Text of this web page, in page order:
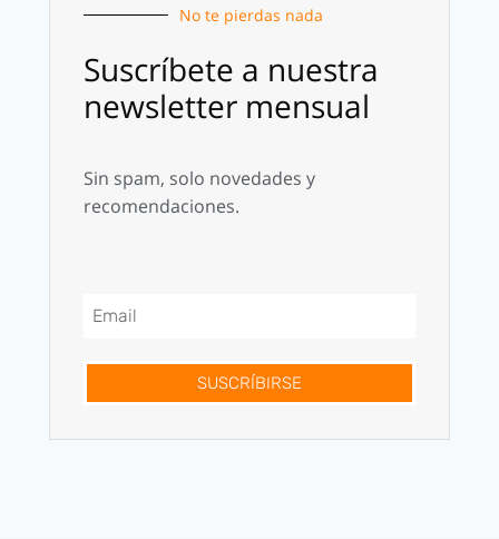
No te pierdas nada
Suscríbete a nuestra
newsletter mensual
Sin spam, solo novedades y
recomendaciones.
SUSCRÍBIRSE